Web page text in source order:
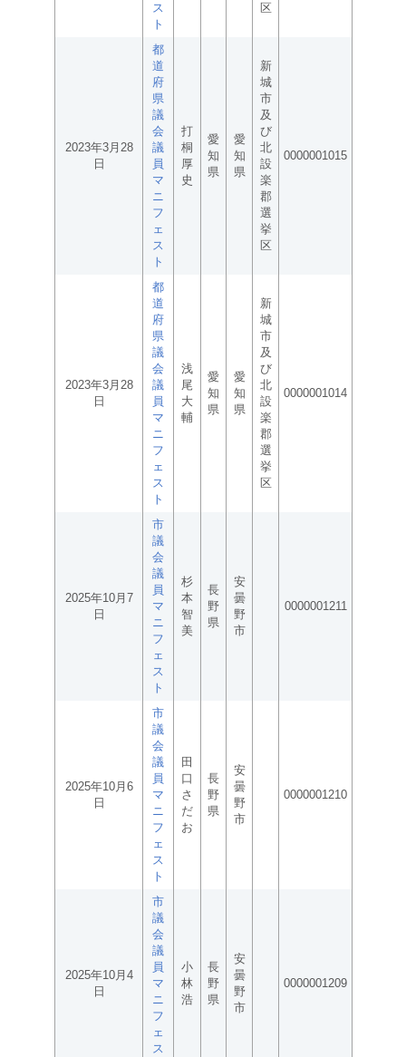
ス
ト
区
2023年3月28
日
都
道
府
県
議
会
議
員
マ
ニ
フ
ェ
ス
ト
打
桐
厚
史
愛
知
県
愛
知
県
新
城
市
及
び
北
設
楽
郡
選
挙
区
0000001015
2023年3月28
日
都
道
府
県
議
会
議
員
マ
ニ
フ
ェ
ス
ト
浅
尾
大
輔
愛
知
県
愛
知
県
新
城
市
及
び
北
設
楽
郡
選
挙
区
0000001014
2025年10月7
日
市
議
会
議
員
マ
ニ
フ
ェ
ス
ト
杉
本
智
美
長
野
県
安
曇
野
市
0000001211
2025年10月6
日
市
議
会
議
員
マ
ニ
フ
ェ
ス
ト
田
口
さ
だ
お
長
野
県
安
曇
野
市
0000001210
2025年10月4
日
市
議
会
議
員
マ
ニ
フ
ェ
ス
小
林
浩
長
野
県
安
曇
野
市
0000001209